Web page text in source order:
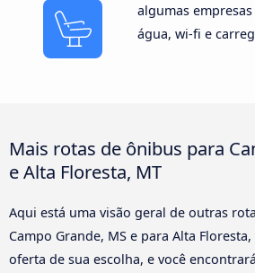
algumas
água, wi-fi e
Mais rotas de ônibus para
e Alta Floresta, MT
Aqui está uma visão geral de outras
Campo Grande, MS e para Alta
oferta de sua escolha, e você